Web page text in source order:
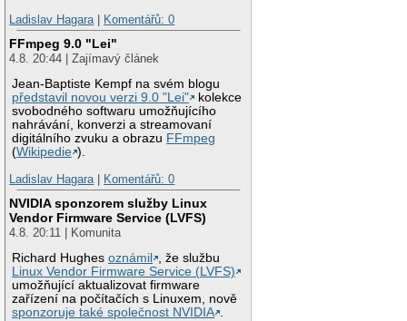
Ladislav Hagara| Komentářů: 0
FFmpeg 9.0 "Lei"
4.8. 20:44 | Zajímavý článek
Jean-Baptiste Kempf na svém blogu
představil novou verzi 9.0 "Lei"
kolekce
svobodného softwaru umožňujícího
nahrávání, konverzi a streamovaní
digitálního zvuku a obrazu FFmpeg
(Wikipedie ).
Ladislav Hagara| Komentářů: 0
NVIDIA sponzorem služby Linux
Vendor Firmware Service (LVFS)
4.8. 20:11 | Komunita
Richard Hughesoznámil
, že službu
Linux Vendor Firmware Service (LVFS)
umožňující aktualizovat firmware
zařízení na počítačích s Linuxem, nově
sponzoruje také společnost NVIDIA .